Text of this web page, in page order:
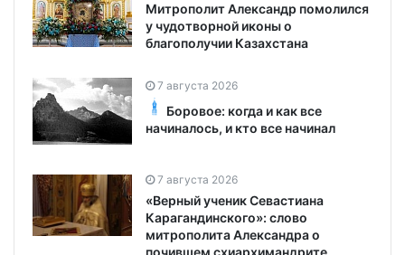
Митрополит Александр помолился
у чудотворной иконы о
благополучии Казахстана
7 августа 2026
Боровое: когда и как все
начиналось, и кто все начинал
7 августа 2026
«Верный ученик Севастиана
Карагандинского»: слово
митрополита Александра о